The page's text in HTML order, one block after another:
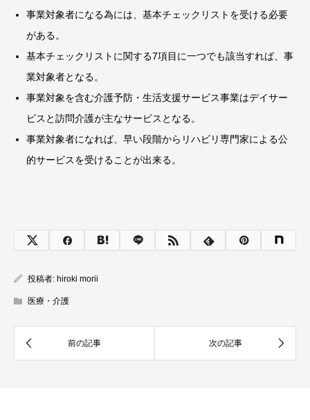
事業対象者になる為には、基本チェックリストを受ける必要
がある。
基本チェックリストに関する7項目に一つでも該当すれば、事
業対象者となる。
事業対象を含む介護予防・生活支援サービス事業はデイサー
ビスと訪問介護が主なサービスとなる。
事業対象者になれば、早い段階からリハビリ専門家による公
的サービスを受けることが出来る。
投稿者: hiroki morii
医療・介護